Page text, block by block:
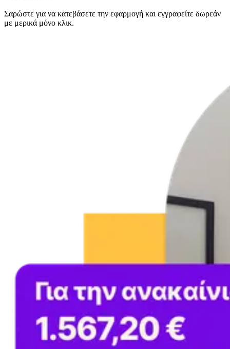
Σαρώστε για να κατεβάσετε την εφαρμογή και εγγραφείτε δωρεάν
με μερικά μόνο κλικ.